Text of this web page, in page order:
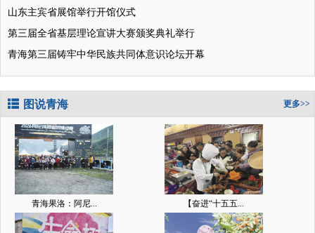
山东主宾省展馆举行开馆仪式
第三届全省基层理论宣讲大赛颁奖典礼举行
青海第三届铸牢中华民族共同体意识论坛开幕
图说青海 更多>>
青海果洛：阿尼... 【奋进“十五五...